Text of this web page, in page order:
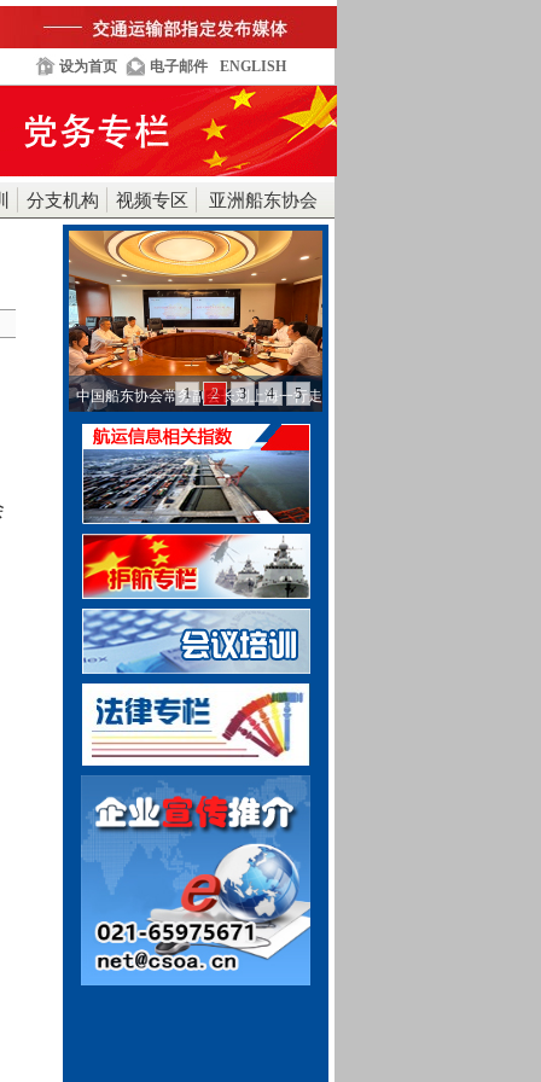
设为首页 电子邮件 ENGLISH
分支机构 视频专区 亚洲船东协会
中国船东协会常务副会长刘上海一行走
访工银金融租赁…
1 2 3 4 5